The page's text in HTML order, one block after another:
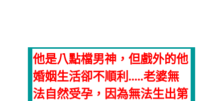
他是八點檔男神，但戲外的他
婚姻生活卻不順利.....老婆無
法自然受孕，因為無法生出第